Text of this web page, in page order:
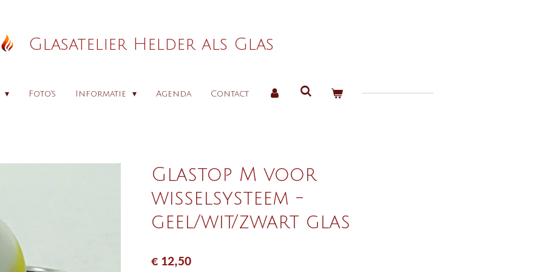
Glasatelier Helder als Glas
Foto's Informatie Agenda Contact
Glastop M voor
wisselsysteem -
geel/wit/zwart glas
€ 12,50